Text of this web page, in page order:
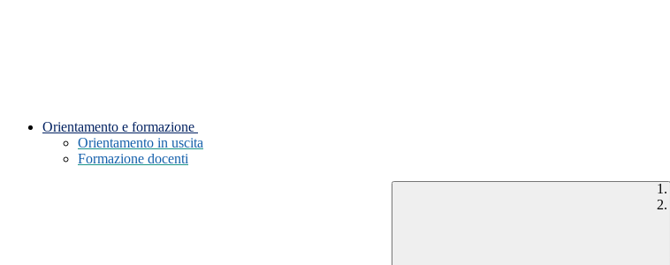
Orientamento e formazione
Orientamento in uscita
Formazione docenti